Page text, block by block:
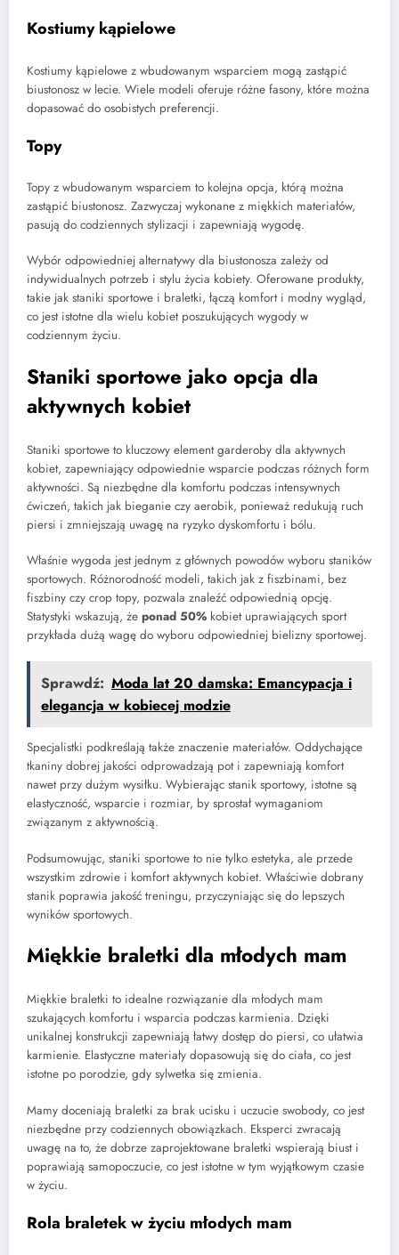
Kostiumy kąpielowe
Kostiumy kąpielowe z wbudowanym wsparciem mogą zastąpić
biustonosz w lecie. Wiele modeli oferuje różne fasony, które można
dopasować do osobistych preferencji.
Topy
Topy z wbudowanym wsparciem to kolejna opcja, którą można
zastąpić biustonosz. Zazwyczaj wykonane z miękkich materiałów,
pasują do codziennych stylizacji i zapewniają wygodę.
Wybór odpowiedniej alternatywy dla biustonosza zależy od
indywidualnych potrzeb i stylu życia kobiety. Oferowane produkty,
takie jak staniki sportowe i braletki, łączą komfort i modny wygląd,
co jest istotne dla wielu kobiet poszukujących wygody w
codziennym życiu.
Staniki sportowe jako opcja dla
aktywnych kobiet
Staniki sportowe to kluczowy element garderoby dla aktywnych
kobiet, zapewniający odpowiednie wsparcie podczas różnych form
aktywności. Są niezbędne dla komfortu podczas intensywnych
ćwiczeń, takich jak bieganie czy aerobik, ponieważ redukują ruch
piersi i zmniejszają uwagę na ryzyko dyskomfortu i bólu.
Właśnie wygoda jest jednym z głównych powodów wyboru staników
sportowych. Różnorodność modeli, takich jak z fiszbinami, bez
fiszbiny czy crop topy, pozwala znaleźć odpowiednią opcję.
Statystyki wskazują, że ponad 50% kobiet uprawiających sport
przykłada dużą wagę do wyboru odpowiedniej bielizny sportowej.
Sprawdź: Moda lat 20 damska: Emancypacja i
elegancja w kobiecej modzie
Specjalistki podkreślają także znaczenie materiałów. Oddychające
tkaniny dobrej jakości odprowadzają pot i zapewniają komfort
nawet przy dużym wysiłku. Wybierając stanik sportowy, istotne są
elastyczność, wsparcie i rozmiar, by sprostał wymaganiom
związanym z aktywnością.
Podsumowując, staniki sportowe to nie tylko estetyka, ale przede
wszystkim zdrowie i komfort aktywnych kobiet. Właściwie dobrany
stanik poprawia jakość treningu, przyczyniając się do lepszych
wyników sportowych.
Miękkie braletki dla młodych mam
Miękkie braletki to idealne rozwiązanie dla młodych mam
szukających komfortu i wsparcia podczas karmienia. Dzięki
unikalnej konstrukcji zapewniają łatwy dostęp do piersi, co ułatwia
karmienie. Elastyczne materiały dopasowują się do ciała, co jest
istotne po porodzie, gdy sylwetka się zmienia.
Mamy doceniają braletki za brak ucisku i uczucie swobody, co jest
niezbędne przy codziennych obowiązkach. Eksperci zwracają
uwagę na to, że dobrze zaprojektowane braletki wspierają biust i
poprawiają samopoczucie, co jest istotne w tym wyjątkowym czasie
w życiu.
Rola braletek w życiu młodych mam